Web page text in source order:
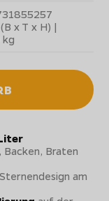
x T x H) |
Backen, Braten
am